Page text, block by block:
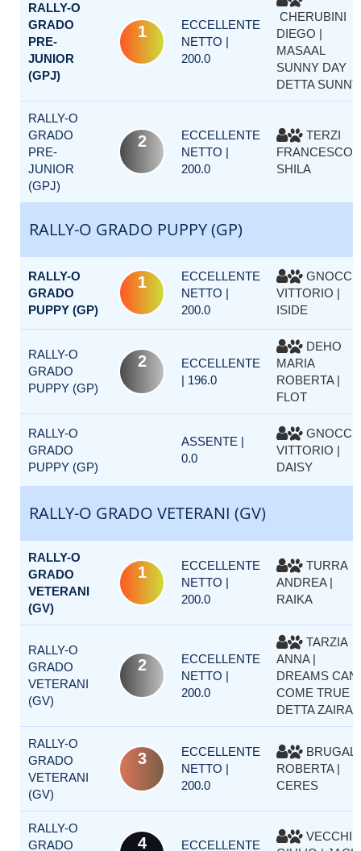
RALLY-O
GRADO
PRE-
JUNIOR
(GPJ)
1
ECCELLENTE
NETTO |
200.0
CHERUBINI
DIEGO |
MASAAL
SUNNY DAY
DETTA SUNNY
RALLY-O
GRADO
PRE-
JUNIOR
(GPJ)
2
ECCELLENTE
NETTO |
200.0
TERZI
FRANCESCO |
SHILA
RALLY-O GRADO PUPPY (GP)
RALLY-O
GRADO
PUPPY (GP)
1
ECCELLENTE
NETTO |
200.0
VITTORIO |
ISIDE
RALLY-O
GRADO
PUPPY (GP)
2
ECCELLENTE
| 196.0
DEHO
MARIA
ROBERTA |
FLOT
RALLY-O
GRADO
PUPPY (GP)
ASSENTE |
0.0
VITTORIO |
DAISY
RALLY-O GRADO VETERANI (GV)
RALLY-O
GRADO
VETERANI
(GV)
1
ECCELLENTE
NETTO |
200.0
TURRA
ANDREA |
RAIKA
RALLY-O
GRADO
VETERANI
(GV)
2
ECCELLENTE
NETTO |
200.0
TARZIA
ANNA |
DREAMS CAN
COME TRUE
DETTA ZAIRA
RALLY-O
GRADO
VETERANI
(GV)
3
ECCELLENTE
NETTO |
200.0
BRUGALI
ROBERTA |
CERES
RALLY-O
GRADO
4 ECCELLENTE
VECCHI